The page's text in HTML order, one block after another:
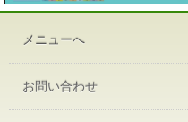
メニューへ
お問い合わせ